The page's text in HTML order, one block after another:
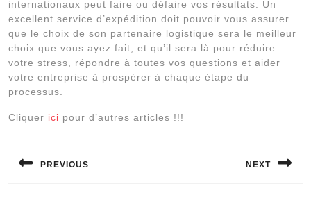
internationaux peut faire ou défaire vos résultats. Un
excellent service d’expédition doit pouvoir vous assurer
que le choix de son partenaire logistique sera le meilleur
choix que vous ayez fait, et qu’il sera là pour réduire
votre stress, répondre à toutes vos questions et aider
votre entreprise à prospérer à chaque étape du
processus.
Cliquer ici pour d’autres articles !!!
de
PREVIOUS NEXT